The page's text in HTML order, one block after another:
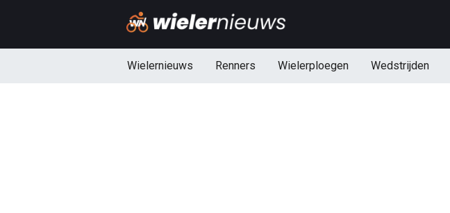
Wielernieuws Renners Wielerploegen Wedstrijden